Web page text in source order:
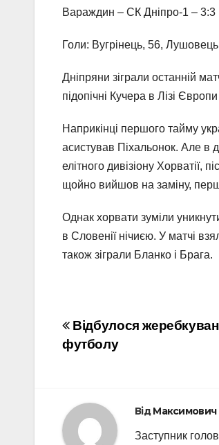
Вараждин – СК Дніпро-1 – 3:3
Голи: Вугрінець, 56,
Дніпряни зіграли останній
підопічні Кучера в Лізі
Наприкінці першого тайму
асистував Піхальонок. Але в
елітного дивізіону Хорватії,
щойно вийшов на заміну,
Однак хорвати зуміли
в Словенії нічиєю. У матчі
також зіграли Бланко і Брага.
Навігація
записів
Відбулося
футболу
ВідМаксимович
Заступник